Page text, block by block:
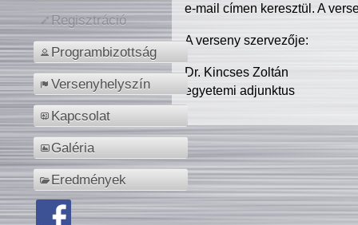
Regisztráció
Programbizottság
Versenyhelyszín
Kapcsolat
Galéria
Eredmények
e-mail címen keresztül. A
A verseny szervezője:
Dr. Kincses Zoltán
egyetemi adjunktus